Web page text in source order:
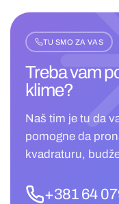
TU SMO ZA VAS
Treba vam
klime?
Naš tim je tu da
pomogne da
kvadraturu,
+381 64